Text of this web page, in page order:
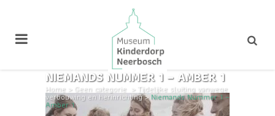
NIEMANDS NUMMER 1 – AMBER 1
Home > Geen categorie > Tijdelijke sluiting vanwege
verbouwing en herinrichting>Niemands Nummer 1 –
Amber 1